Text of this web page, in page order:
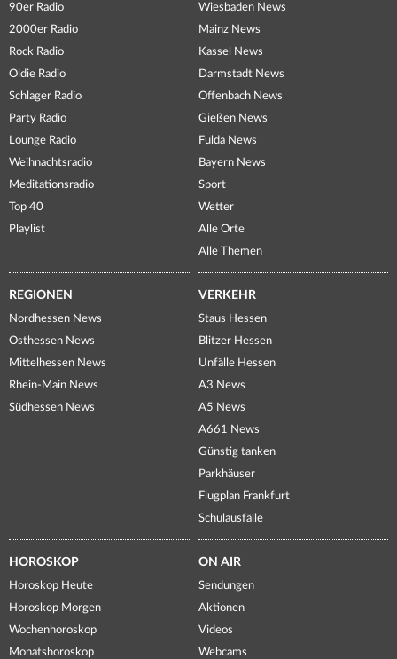
90er Radio
2000er Radio
Rock Radio
Oldie Radio
Schlager Radio
Party Radio
Lounge Radio
Weihnachtsradio
Meditationsradio
Top 40
Playlist
Wiesbaden News
Mainz News
Kassel News
Darmstadt News
Offenbach News
Gießen News
Fulda News
Bayern News
Sport
Wetter
Alle Orte
Alle Themen
REGIONEN
Nordhessen News
Osthessen News
Mittelhessen News
Rhein-Main News
Südhessen News
VERKEHR
Staus Hessen
Blitzer Hessen
Unfälle Hessen
A3 News
A5 News
A661 News
Günstig tanken
Parkhäuser
Flugplan Frankfurt
Schulausfälle
HOROSKOP
Horoskop Heute
Horoskop Morgen
Wochenhoroskop
Monatshoroskop
ON AIR
Sendungen
Aktionen
Videos
Webcams